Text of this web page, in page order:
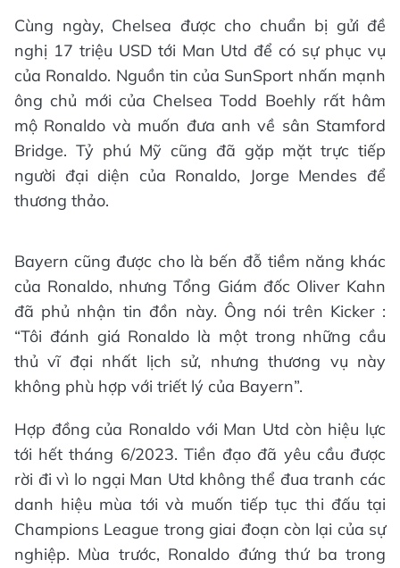
Cùng ngày, Chelsea được cho chuẩn bị gửi đề
nghị 17 triệu USD tới Man Utd để có sự phục vụ
của Ronaldo. Nguồn tin của SunSport nhấn mạnh
ông chủ mới của Chelsea Todd Boehly rất hâm
mộ Ronaldo và muốn đưa anh về sân Stamford
Bridge. Tỷ phú Mỹ cũng đã gặp mặt trực tiếp
người đại diện của Ronaldo, Jorge Mendes để
thương thảo.
Bayern cũng được cho là bến đỗ tiềm năng khác
của Ronaldo, nhưng Tổng Giám đốc Oliver Kahn
đã phủ nhận tin đồn này. Ông nói trên Kicker :
“Tôi đánh giá Ronaldo là một trong những cầu
thủ vĩ đại nhất lịch sử, nhưng thương vụ này
không phù hợp với triết lý của Bayern”.
Hợp đồng của Ronaldo với Man Utd còn hiệu lực
tới hết tháng 6/2023. Tiền đạo đã yêu cầu được
rời đi vì lo ngại Man Utd không thể đua tranh các
danh hiệu mùa tới và muốn tiếp tục thi đấu tại
Champions League trong giai đoạn còn lại của sự
nghiệp. Mùa trước, Ronaldo đứng thứ ba trong